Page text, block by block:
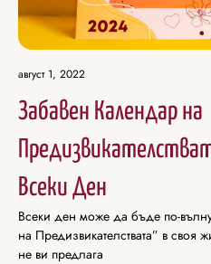
Забавен Календар на
Всеки Ден
август 1, 2022
Всеки ден може да бъде по-
на Предизвикателствата” в своя
не ви предлага